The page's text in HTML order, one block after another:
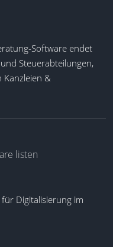
Software endet
Steuerabteilungen,
Kanzleien &
listen
Digitalisierung im